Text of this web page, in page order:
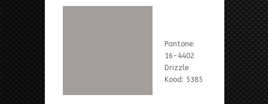
Pantone:
16-4402
Drizzle
Kood: 5385